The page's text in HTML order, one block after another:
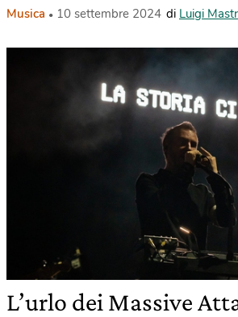
Musica 10 settembre 2024 di Luigi
L’urlo dei Massive